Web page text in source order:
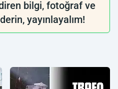
bilgi, fotoğraf ve
yayınlayalım!